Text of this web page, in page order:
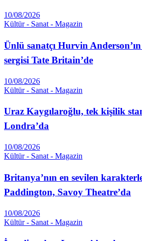
10/08/2026
Kültür - Sanat - Magazin
Ünlü sanatçı Hurvin
sergisi Tate Britain’de
10/08/2026
Kültür - Sanat - Magazin
Uraz Kaygılaroğlu, tek kişilik
Londra’da
10/08/2026
Kültür - Sanat - Magazin
Britanya’nın en sevilen
Paddington, Savoy Theatre’da
10/08/2026
Kültür - Sanat - Magazin